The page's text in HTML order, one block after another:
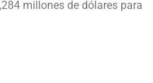
millones de dólares para